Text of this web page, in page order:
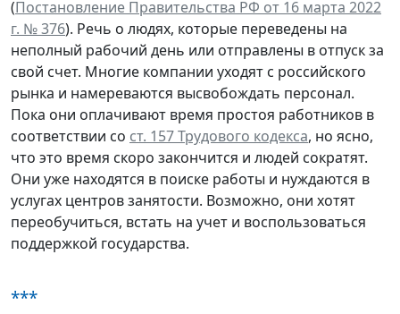
(Постановление Правительства РФ от 16 марта 2022
г. № 376). Речь о людях, которые переведены на
неполный рабочий день или отправлены в отпуск за
свой счет. Многие компании уходят с российского
рынка и намереваются высвобождать персонал.
Пока они оплачивают время простоя работников в
соответствии со ст. 157 Трудового кодекса, но ясно,
что это время скоро закончится и людей сократят.
Они уже находятся в поиске работы и нуждаются в
услугах центров занятости. Возможно, они хотят
переобучиться, встать на учет и воспользоваться
поддержкой государства.
***